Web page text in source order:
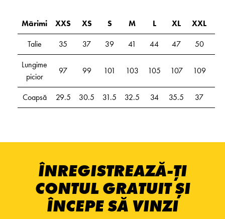
Mărimi XXS XS S M L XL XXL
Talie
35 37 39 41 44 47 50
Lungime
picior
97 99 101 103 105 107 109
Coapsă 29.5 30.5 31.5 32.5 34 35.5 37
ÎNREGISTREAZĂ-ȚI
CONTUL GRATUIT ȘI
ÎNCEPE SĂ VINZI